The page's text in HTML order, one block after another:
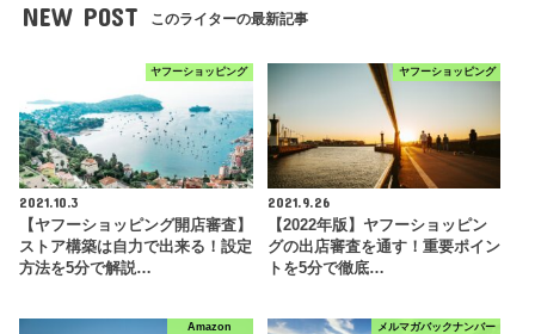
NEW POST このライターの最新記事
ヤフーショッピング
2021.10.3
【ヤフーショッピング開店審査】
ストア構築は自力で出来る！設定
方法を5分で解説…
ヤフーショッピング
2021.9.26
【2022年版】ヤフーショッピン
グの出店審査を通す！重要ポイン
トを5分で徹底…
Amazon メルマガバックナンバー